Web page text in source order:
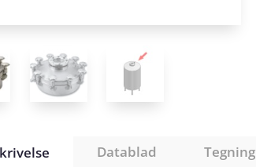
Datablad Tegning